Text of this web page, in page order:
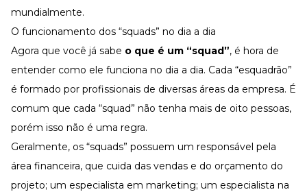
mundialmente.
O funcionamento dos “squads” no dia a dia
Agora que você já sabe o que é um “squad”, é hora de
entender como ele funciona no dia a dia. Cada “esquadrão”
é formado por profissionais de diversas áreas da empresa. É
comum que cada “squad” não tenha mais de oito pessoas,
porém isso não é uma regra.
Geralmente, os “squads” possuem um responsável pela
área financeira, que cuida das vendas e do orçamento do
projeto; um especialista em marketing; um especialista na